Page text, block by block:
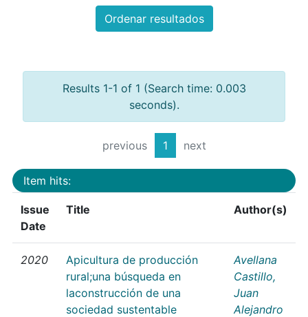
Ordenar resultados
Results 1-1 of 1 (Search time: 0.003
seconds).
previous 1 next
Item hits:
Issue
Date
Title Author(s)
2020
Apicultura de producción
rural;una búsqueda en
laconstrucción de una
sociedad sustentable
Avellana
Castillo,
Juan
Alejandro